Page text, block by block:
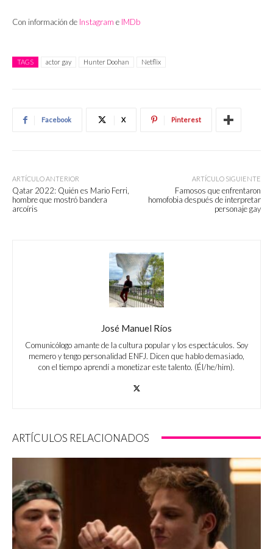
Con información de Instagram e IMDb
TAGS actor gay Hunter Doohan Netflix
Facebook X Pinterest
ARTÍCULO ANTERIOR
Qatar 2022: Quién es Mario Ferri,
hombre que mostró bandera
arcoíris
ARTÍCULO SIGUIENTE
Famosos que enfrentaron
homofobia después de interpretar
personaje gay
José Manuel Ríos
Comunicólogo amante de la cultura popular y los espectáculos. Soy
memero y tengo personalidad ENFJ. Dicen que hablo demasiado,
con el tiempo aprendí a monetizar este talento. (Él/he/him).
ARTÍCULOS RELACIONADOS